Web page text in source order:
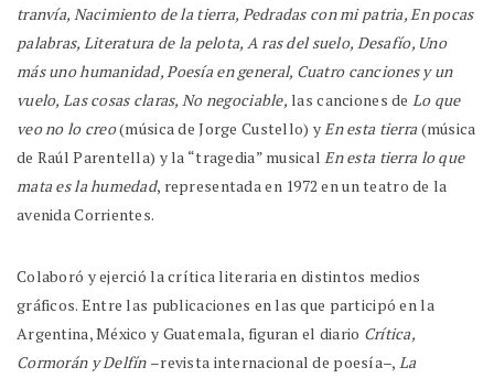
tranvía, Nacimiento de la tierra, Pedradas con mi patria, En pocas
palabras, Literatura de la pelota, A ras del suelo, Desafío, Uno
más uno humanidad, Poesía en general, Cuatro canciones y un
vuelo, Las cosas claras, No negociable, las canciones de Lo que
veo no lo creo(música de Jorge Custello) yEn esta tierra (música
de Raúl Parentella) y la “tragedia” musicalEn esta tierra lo que
mata es la humedad, representada en 1972 en un teatro de la
avenida Corrientes.
Colaboró y ejerció la crítica literaria en distintos medios
gráficos. Entre las publicaciones en las que participó en la
Argentina, México y Guatemala, figuran el diario Crítica,
Cormorán y Delfín –revista internacional de poesía–, La